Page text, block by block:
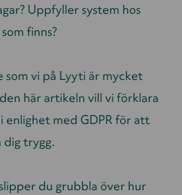
Uppfyller system hos
finns?
som vi på Lyyti är mycket
här artikeln vill vi förklara
enlighet med GDPR för att
dig trygg.
du grubbla över hur